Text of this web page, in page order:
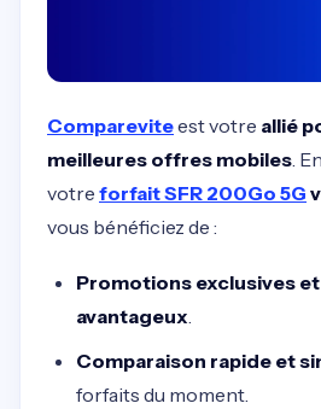
Compareviteest votre allié
meilleures offres mobiles.
votre forfait SFR 200Go 5G
vous bénéficiez de :
Promotions exclusives
avantageux.
Comparaison rapide et
forfaits du moment.